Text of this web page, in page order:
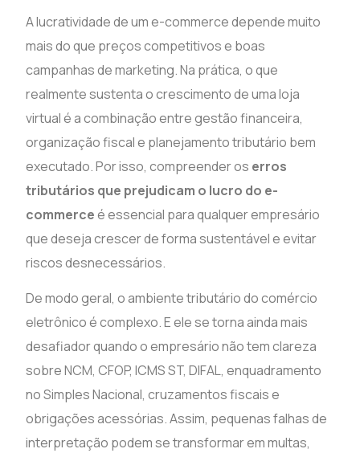
A lucratividade de um e-commerce depende muito
mais do que preços competitivos e boas
campanhas de marketing. Na prática, o que
realmente sustenta o crescimento de uma loja
virtual é a combinação entre gestão financeira,
organização fiscal e planejamento tributário bem
executado. Por isso, compreender os erros
tributários que prejudicam o lucro do e-
commerceé essencial para qualquer empresário
que deseja crescer de forma sustentável e evitar
riscos desnecessários.
De modo geral, o ambiente tributário do comércio
eletrônico é complexo. E ele se torna ainda mais
desafiador quando o empresário não tem clareza
sobre NCM, CFOP, ICMS ST, DIFAL, enquadramento
no Simples Nacional, cruzamentos fiscais e
obrigações acessórias. Assim, pequenas falhas de
interpretação podem se transformar em multas,